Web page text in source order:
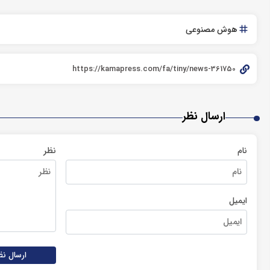
هوش مصنوعی
ارسال نظر
نام
ایمیل
نظر
ارسال